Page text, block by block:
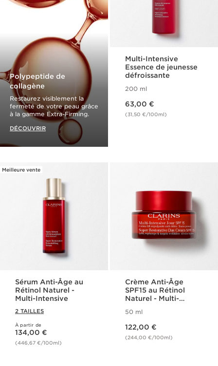
Polypeptide de
collagène
Restaurez visiblement la
fermeté de votre peau grâce
à la gamme Extra-Firming.
DÉCOUVRIR
Multi-Intensive
Essence de jeunesse
défroissante
200 ml
63,00 €
(31,50 €/100ml)
Meilleure vente
Sérum Anti-Âge au
Rétinol Naturel​ -
Multi-Intensive
2 TAILLES
À partir de
Nouveau prix 134,00 €
134,00 €
(446,67 €/100ml)
Crème Anti-Âge
SPF15 au Rétinol
Naturel - Multi-
50 ml
122,00 €
(244,00 €/100ml)